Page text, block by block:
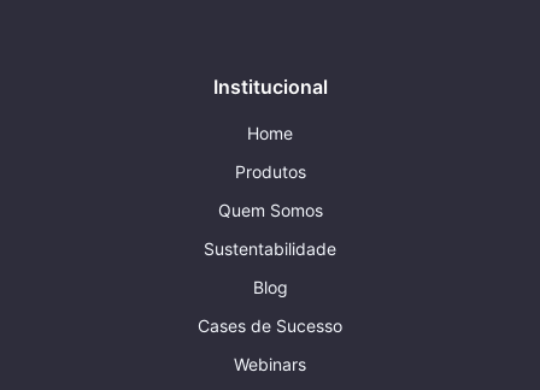
Institucional
Home
Produtos
Quem Somos
Sustentabilidade
Blog
Cases de Sucesso
Webinars